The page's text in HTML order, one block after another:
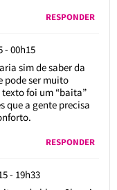
RESPONDER
- 00h15
sim de saber da
pode ser muito
foi um “baita”
que a gente precisa
RESPONDER
- 19h33